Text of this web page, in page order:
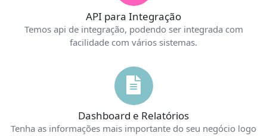
API para Integração
Temos api de integração, podendo ser integrada com
facilidade com vários sistemas.
Dashboard e Relatórios
Tenha as informações mais importante do seu negócio logo